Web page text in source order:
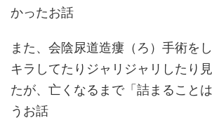
かったお話
また、会陰尿道造瘻（ろ）手術を
キラしてたりジャリジャリしたり
たが、亡くなるまで「詰まること
うお話